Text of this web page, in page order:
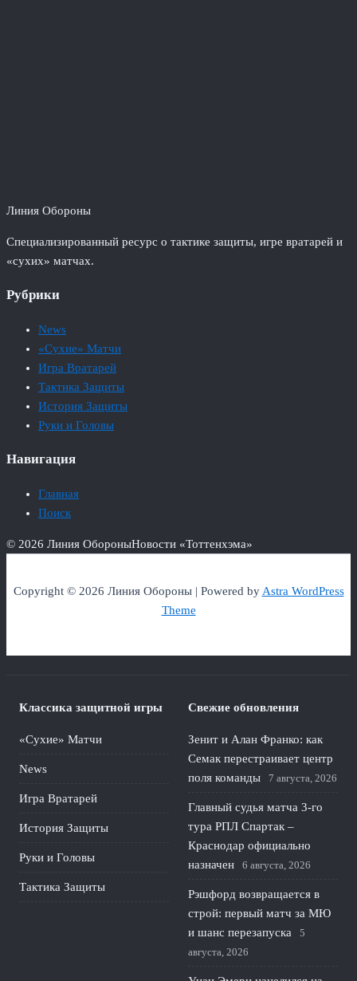
Линия Обороны
Специализированный ресурс о тактике защиты, игре вратарей и
«сухих» матчах.
Рубрики
News
«Сухие» Матчи
Игра Вратарей
Тактика Защиты
История Защиты
Руки и Головы
Навигация
Главная
Поиск
© 2026 Линия ОбороныНовости «Тоттенхэма»
Copyright © 2026 Линия Обороны | Powered byAstra WordPress
Theme
Классика защитной игры
«Сухие» Матчи
News
Игра Вратарей
История Защиты
Руки и Головы
Тактика Защиты
Свежие обновления
Зенит и Алан Франко: как
Семак перестраивает центр
поля команды
7 августа, 2026
Главный судья матча 3-го
тура РПЛ Спартак –
Краснодар официально
назначен
6 августа, 2026
Рэшфорд возвращается в
строй: первый матч за МЮ
и шанс перезапуска
5
августа, 2026